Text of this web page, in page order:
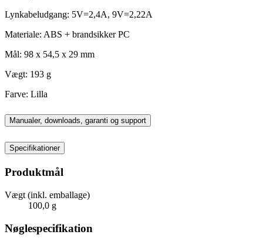
Lynkabeludgang: 5V=2,4A, 9V=2,22A
Materiale: ABS + brandsikker PC
Mål: 98 x 54,5 x 29 mm
Vægt: 193 g
Farve: Lilla
Manualer, downloads, garanti og support
Specifikationer
Produktmål
Vægt (inkl. emballage)
100,0 g
Nøglespecifikation